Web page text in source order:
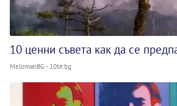
10 ценни съвета как да се
MelomanBG - 10te.bg